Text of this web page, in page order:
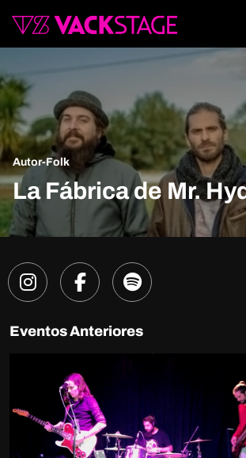
Autor-Folk
La Fábrica de Mr.
Eventos Anteriores